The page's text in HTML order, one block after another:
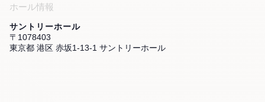
ホール情報
サントリーホール
〒1078403
東京都 港区 赤坂1-13-1 サントリーホール